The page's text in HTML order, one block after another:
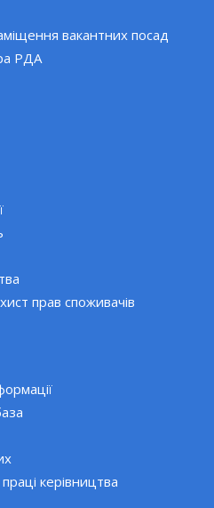
вакантних посад
РДА
прав споживачів
керівництва